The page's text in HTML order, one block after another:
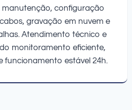
configuração
gravação em nuvem e
Atendimento técnico e
monitoramento eficiente,
funcionamento estável 24h.